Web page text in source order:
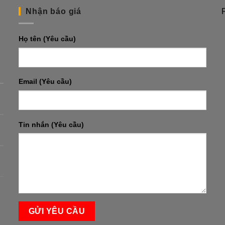
Nhận báo giá
Họ tên (Yêu cầu)
Email (Yêu cầu)
Tin nhắn (Yêu cầu)